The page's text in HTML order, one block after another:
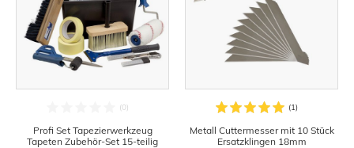
Profi Set Tapezierwerkzeug
Tapeten Zubehör-Set 15-teilig
Metall Cuttermesser mit 10 Stück
Ersatzklingen 18mm